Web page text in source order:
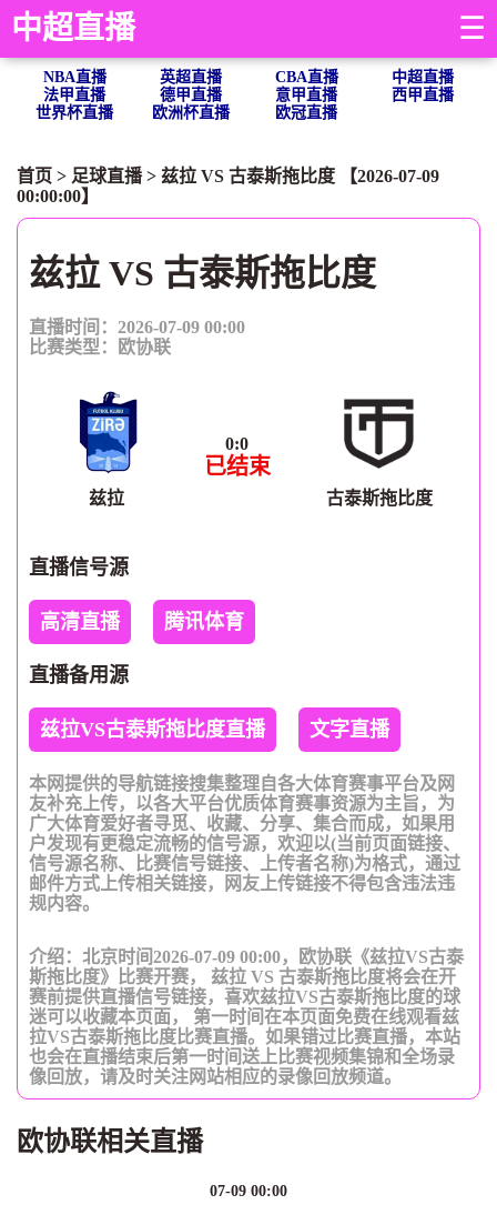
中超直播 ☰
NBA直播 英超直播 CBA直播
中超直播
法甲直播
德甲直播 意甲直播
西甲直播
世界杯直播
欧洲杯直播 欧冠直播
首页 > 足球直播> 兹拉 VS 古泰斯拖比度 【2026-07-09
00:00:00】
兹拉 VS 古泰斯拖比度
直播时间：2026-07-09 00:00
比赛类型：
欧协联
兹拉
0:0
已结束
古泰斯拖比度
直播信号源
高清直播 腾讯体育
直播备用源
兹拉VS古泰斯拖比度直播 文字直播
本网提供的导航链接搜集整理自各大体育赛事平台及网
友补充上传，以各大平台优质体育赛事资源为主旨，为
广大体育爱好者寻觅、收藏、分享、集合而成，如果用
户发现有更稳定流畅的信号源，欢迎以(当前页面链接、
信号源名称、比赛信号链接、上传者名称)为格式，通过
邮件方式上传相关链接，网友上传链接不得包含违法违
规内容。
介绍：北京时间2026-07-09 00:00，欧协联《兹拉VS古泰
斯拖比度》比赛开赛， 兹拉 VS 古泰斯拖比度将会在开
赛前提供直播信号链接，喜欢兹拉VS古泰斯拖比度的球
迷可以收藏本页面， 第一时间在本页面免费在线观看兹
拉VS古泰斯拖比度比赛直播。如果错过比赛直播，本站
也会在直播结束后第一时间送上比赛视频集锦和全场录
像回放，请及时关注网站相应的录像回放频道。
欧协联相关直播
07-09 00:00